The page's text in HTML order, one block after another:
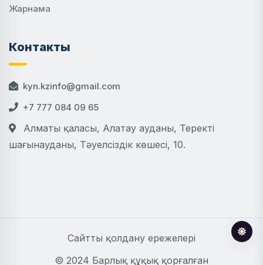
Жарнама
Контакты
kyn.kzinfo@gmail.com
+7 777 084 09 65
Алматы қаласы, Алатау ауданы, Теректі
шағынауданы, Тәуелсіздік көшесі, 10.
Сайтты қолдану ережелері
© 2024 Барлық құқық қорғалған